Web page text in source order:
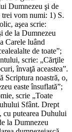
Dumnezeu şi de
vom numi: 1) S.
aşea scrie:
de la Dumnezeu
Carele luând
de toate”;
scrie: „Cărţile
învaţă aceastea”.
Scriptura noastră, o,
easte însuflată”;
scrie „Toate
Sfânt. Drept
cu putearea Duhului
la Dumnezeu